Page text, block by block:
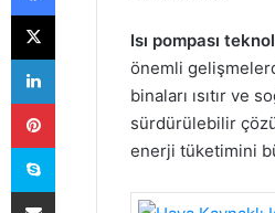
Isı pompası
önemli
binaları ısıtır ve
sürdürülebilir
enerji tüketimini
X
LinkedIn
Pinterest
Skype
E-Posta ile paylaş